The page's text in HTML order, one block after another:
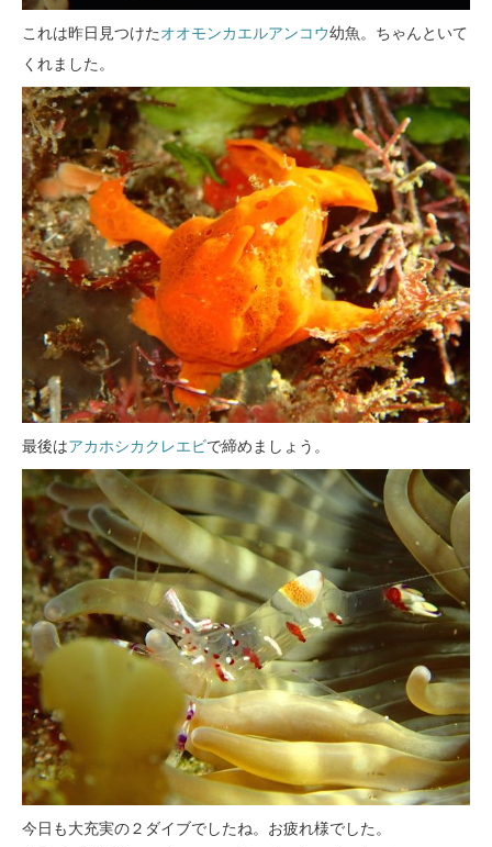
これは昨日見つけたオオモンカエルアンコウ幼魚。ちゃんといて
くれました。
最後はアカホシカクレエビで締めましょう。
今日も大充実の２ダイブでしたね。お疲れ様でした。